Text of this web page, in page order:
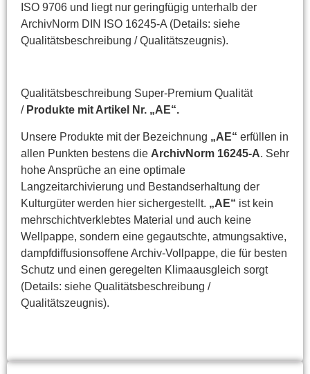
ISO 9706 und liegt nur geringfügig unterhalb der
ArchivNorm DIN ISO 16245-A (Details: siehe
Qualitätsbeschreibung / Qualitätszeugnis).
Qualitätsbeschreibung Super-Premium Qualität
/ Produkte mit Artikel Nr. „AE“.
Unsere Produkte mit der Bezeichnung „AE“ erfüllen in
allen Punkten bestens die ArchivNorm 16245-A. Sehr
hohe Ansprüche an eine optimale
Langzeitarchivierung und Bestandserhaltung der
Kulturgüter werden hier sichergestellt. „AE“ ist kein
mehrschichtverklebtes Material und auch keine
Wellpappe, sondern eine gegautschte, atmungsaktive,
dampfdiffusionsoffene Archiv-Vollpappe, die für besten
Schutz und einen geregelten Klimaausgleich sorgt
(Details: siehe Qualitätsbeschreibung /
Qualitätszeugnis).